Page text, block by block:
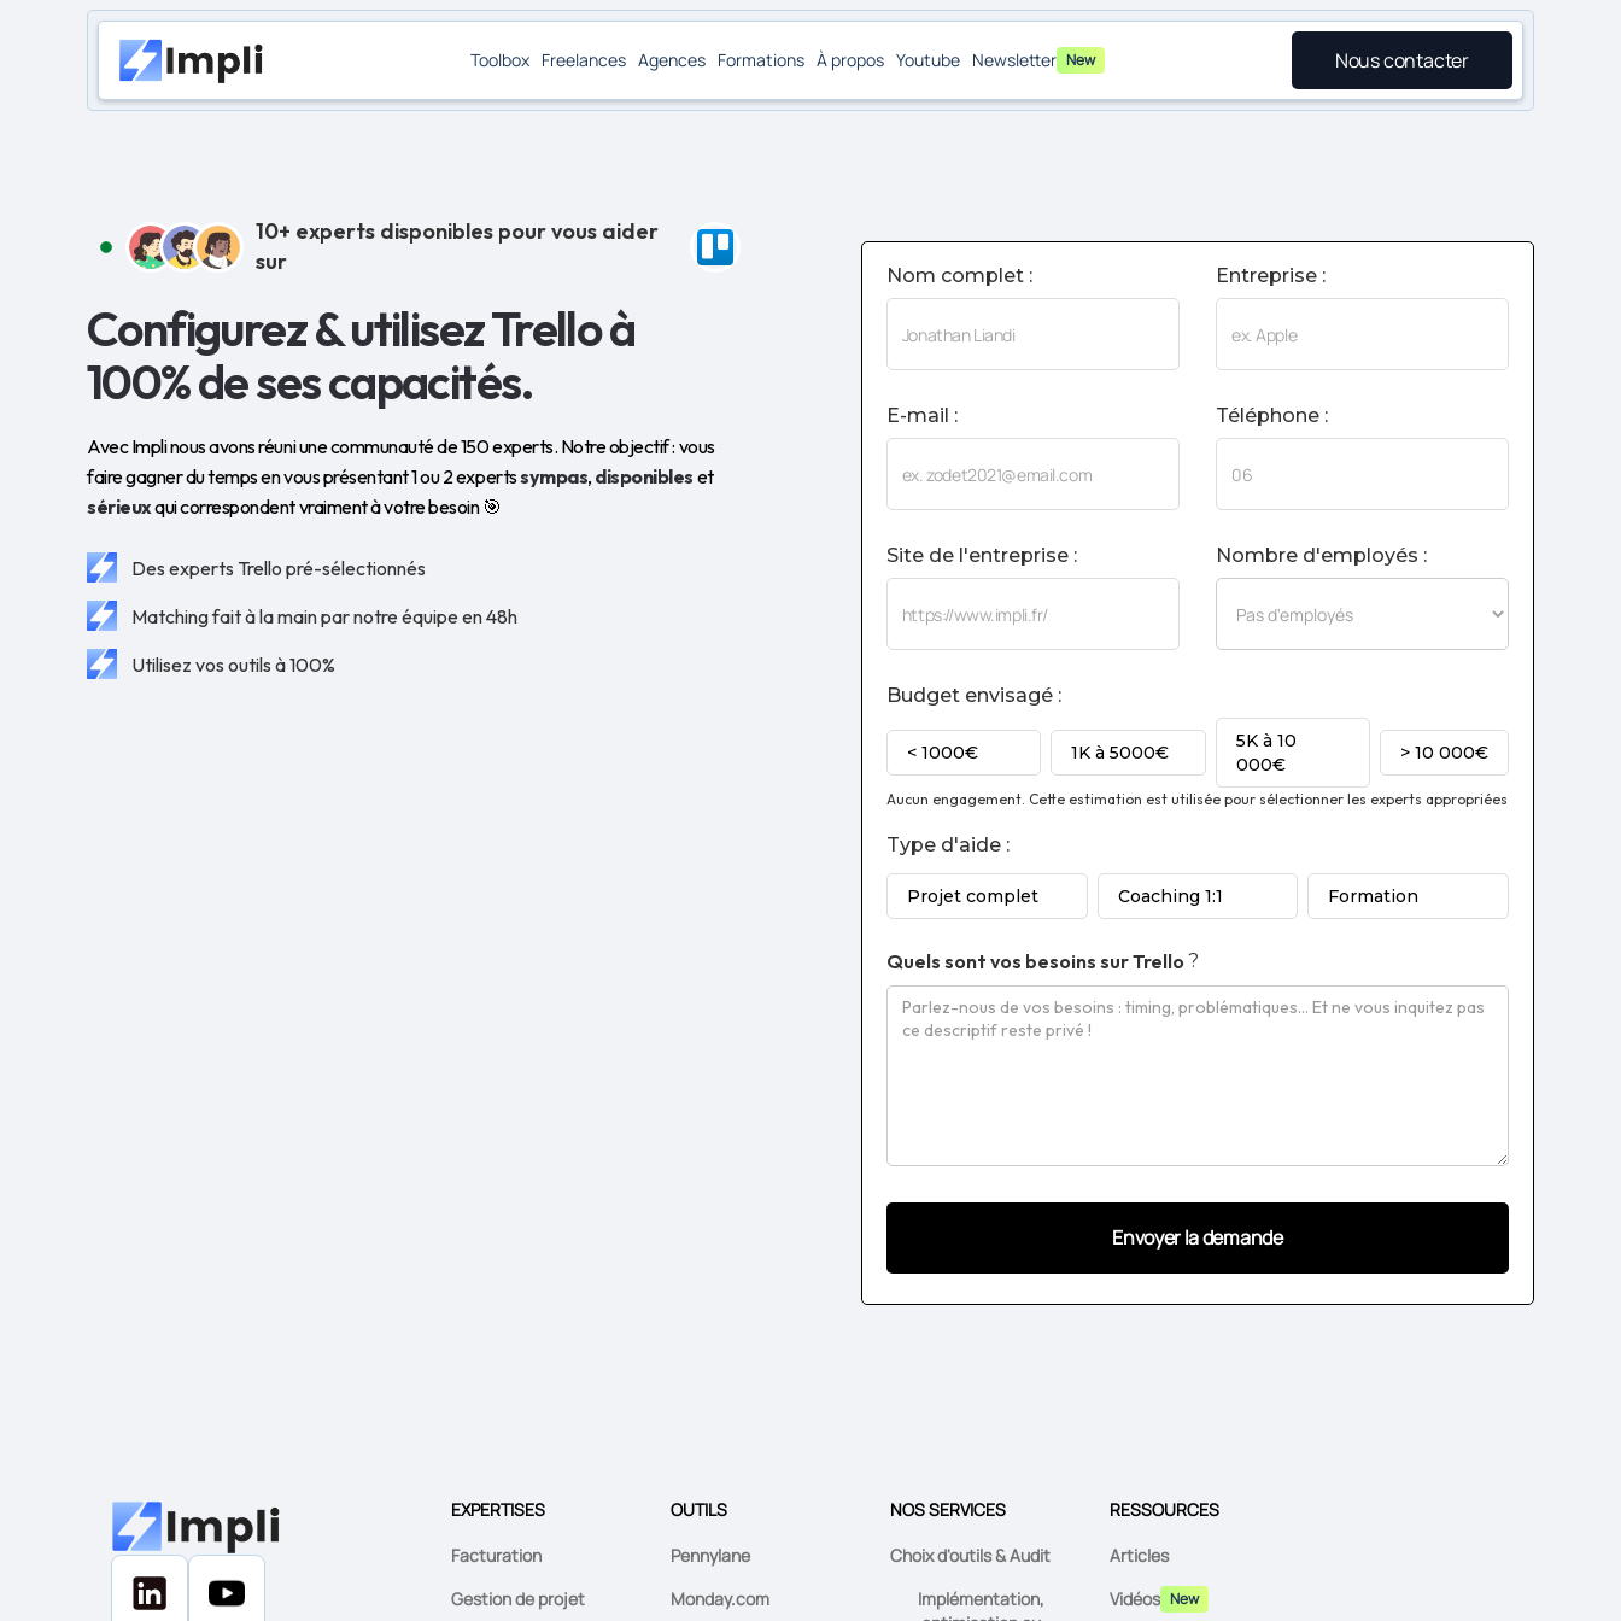
Toolbox Freelances Agences Formations À propos Youtube Newsletter New Nous contacter
10+ experts disponibles pour vous aider
sur
Configurez & utilisez Trello à
100% de ses capacités.
Avec Impli nous avons réuni une communauté de 150 experts. Notre objectif : vous
faire gagner du temps en vous présentant 1 ou 2 expertssympas, disponibles et
sérieuxqui correspondent vraiment à votre besoin 🎯
Des experts Trello pré-sélectionnés
Matching fait à la main par notre équipe en 48h
Utilisez vos outils à 100%
Nom complet : Entreprise :
E-mail : Téléphone :
Site de l'entreprise : Nombre d'employés :
Budget envisagé :
< 1000€ 1K à 5000€
5K à 10
000€
> 10 000€
Aucun engagement. Cette estimation est utilisée pour sélectionner les experts appropriées
Type d'aide :
Projet complet Coaching 1:1 Formation
Quels sont vos besoins surTrello ?
EXPERTISES
Facturation
Gestion de projet
OUTILS
Pennylane
Monday.com
NOS SERVICES
Choix d'outils & Audit
Implémentation,
RESSOURCES
Articles
Vidéos New